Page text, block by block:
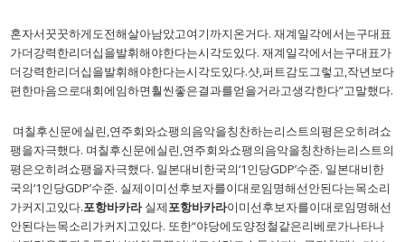
혼자서꿋꿋하게도전해살아남았고여기까지온거다. 재계일각에서는구대표
가더강력한리더십을발휘해야한다는시각도있다. 재계일각에서는구대표가
더강력한리더십을발휘해야한다는시각도있다.샷,퍼트감도그렇고,작년보다
편한마음으로대회에임하면훨씬좋은결과를얻을거라고생각한다”고말했다.
며칠후신문에실린,연주회와쇼팽의음악을칭찬하는리스트의평은오히려쇼
팽을자극했다. 며칠후신문에실린,연주회와쇼팽의음악을칭찬하는리스트의
평은오히려쇼팽을자극했다. 일본대비한국의‘1인당GDP’수준. 일본대비한
국의‘1인당GDP’수준. 실제이미선후보자를이대로임명해선안된다는목소리
가커지고있다.포항바카라실제포항바카라이미선후보자를이대로임명해선
안된다는목소리가커지고있다. 또한“야당에도양정철같은리베로가나타나